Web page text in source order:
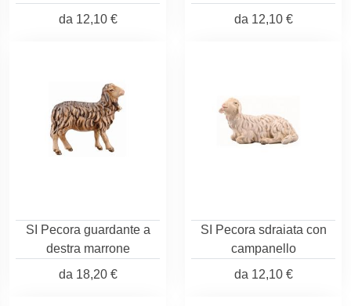
da 12,10 € da 12,10 €
SI Pecora guardante a
destra marrone
da 18,20 €
SI Pecora sdraiata con
campanello
da 12,10 €